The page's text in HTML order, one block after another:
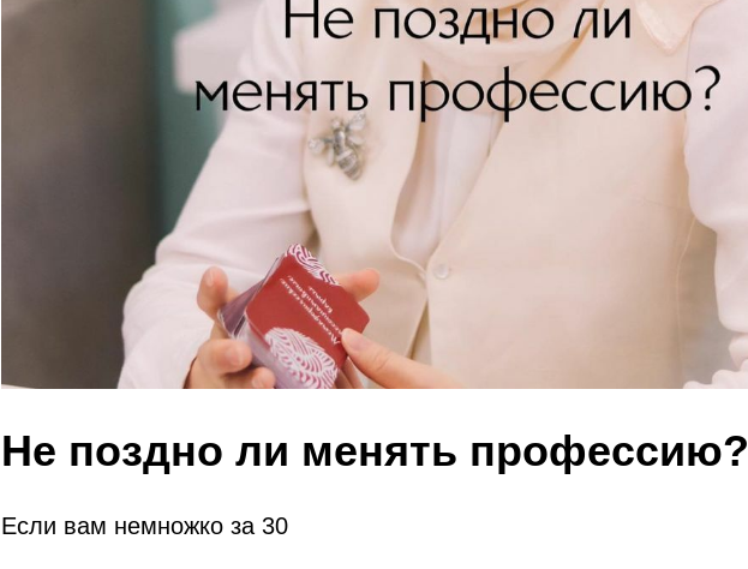
Не поздно ли менять профессию?
Если вам немножко за 30